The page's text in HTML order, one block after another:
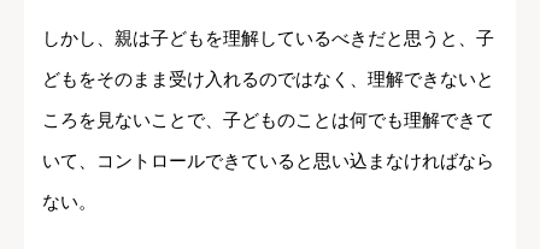
しかし、親は子どもを理解しているべきだと思うと、子
どもをそのまま受け入れるのではなく、理解できないと
ころを見ないことで、子どものことは何でも理解できて
いて、コントロールできていると思い込まなければなら
ない。